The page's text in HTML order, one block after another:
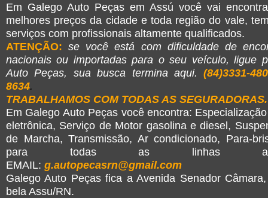
Em Galego Auto Peças em Assú você vai
melhores preços da cidade e toda região do vale,
serviços com profissionais altamente qualificados.
ATENÇÃO: se você está com dificuldade de
nacionais ou importadas para o seu veículo, ligue
Auto Peças, sua busca termina aqui.
(84)3331-
8634.
TRABALHAMOS COM TODAS AS SEGURADORAS.
Em Galego Auto Peças você encontra:
eletrônica, Serviço de Motor gasolina e diesel,
de Marcha, Transmissão, Ar condicionado, Para-
para todas as linhas
EMAIL: g.autopecasrn@gmail.com
Galego Auto Peças fica a Avenida Senador
bela Assu/RN.